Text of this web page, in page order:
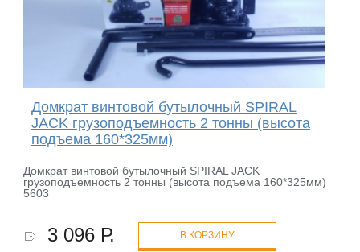
Домкрат винтовой бутылочный SPIRAL
JACK грузоподъемность 2 тонны (высота
подъема 160*325мм)
Домкрат винтовой бутылочный SPIRAL JACK
грузоподъемность 2 тонны (высота подъема 160*325мм)
5603
3 096 Р. В КОРЗИНУ